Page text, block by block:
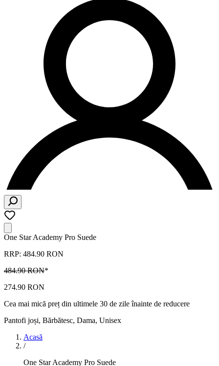
One Star Academy Pro Suede
RRP: 484.90 RON
484.90 RON*
274.90 RON
Cea mai mică preț din ultimele 30 de zile înainte de reducere
Pantofi joși, Bărbătesc, Dama, Unisex
Acasă
/
One Star Academy Pro Suede